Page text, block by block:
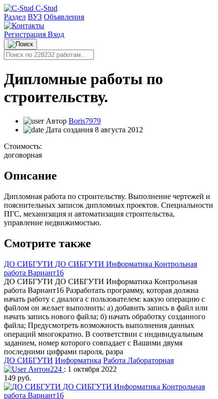
C-Stud
Раздел ВУЗ Объявления
Регистрация Вход
Дипломные работы по
строительству.
Автор Boris7979
Дата создания 8 августа 2012
Стоимость:
договорная
Описание
Дипломная работа по строительству. Выполнение чертежей и
пояснительных записок дипломных проектов. Специальности
ПГС, механизация и автоматизация строительства,
управление недвижимостью.
Смотрите также
ДО СИБГУТИ ДО СИБГУТИ Информатика Контрольная
работа Вариант16
ДО СИБГУТИ ДО СИБГУТИ Информатика Контрольная
работа Вариант16 Разработать программу, которая должна
начать работу с диалога с пользователем: какую операцию с
файлом он желает выполнить: а) добавить запись в файл или
начать запись нового файла; б) начать обработку созданного
файла; Предусмотреть возможность выполнения данных
операций многократно. В соответствии с индивидуальным
заданием, номер которого совпадает с Вашими двумя
последними цифрами пароля, разра
ДО СИБГУТИ Информатика Работа Лабораторная
Антон224 : 1 октября 2022
149 руб.